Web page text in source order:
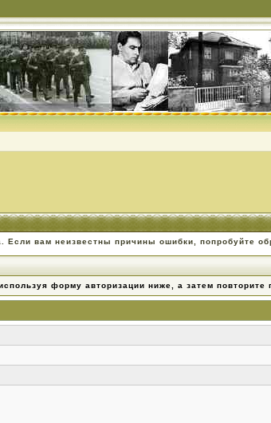
Если вам неизвестны причины ошибки, попробуйте
форму авторизации ниже, а затем повторите